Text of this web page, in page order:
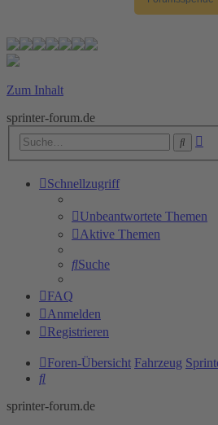
Zum Inhalt
sprinter-forum.de
Suche
Schnellzugriff
Unbeantwortete Themen
Aktive Themen
Suche
FAQ
Anmelden
Registrieren
Foren-Übersicht Fahrzeug
Suche
sprinter-forum.de